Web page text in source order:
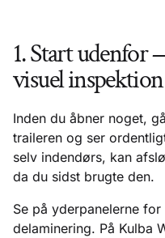
1. Start
visuel inspektion
Inden du åbner noget,
traileren og ser
selv indendørs, kan
da du sidst brugte den.
Se på yderpanelerne
delaminering. På Kulba